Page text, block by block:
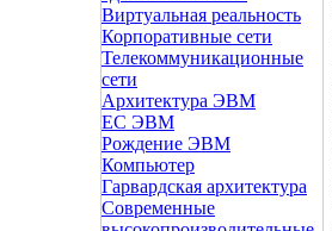
Виртуальная реальность
Корпоративные сети
Телекоммуникационные
сети
Архитектура ЭВМ
ЕС ЭВМ
Рождение ЭВМ
Компьютер
Гарвардская архитектура
Современные